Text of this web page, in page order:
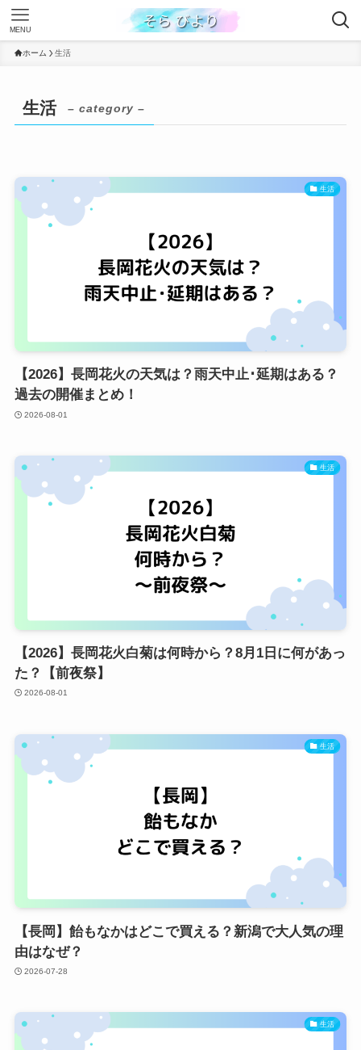
MENU
ホーム 生活
生活 – category –
生活
【2026】長岡花火の天気は？雨天中止･延期はある？
過去の開催まとめ！
2026-08-01
生活
【2026】長岡花火白菊は何時から？8月1日に何があっ
た？【前夜祭】
2026-08-01
生活
【長岡】飴もなかはどこで買える？新潟で大人気の理
由はなぜ？
2026-07-28
生活